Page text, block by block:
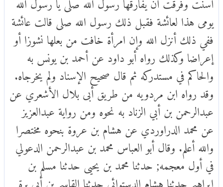
يومى هذا لعائشة فقبل ذلك رسول الله صلى قالت عائشة
ففي ذلك أنزل الله وإن امرأة خافت من بعلها نشوزا أو
إعراضا وكذلك رواه أبو داود عن أحمد بن يونس به
والحاكم في مستدركه ثم قال صحيح الإسناد ولم يخرجاه.
وقد رواه ابن مردويه من طريق أبى بلال الأشعري عن
عبدالرحمن بن أبي الزناد به نحوه ومن رواية عبدالعزيز
عن محمد الدراوردي عن هشام بن عروة بنحوه مختصرا
والله أعلم. وقال أبو العباس محمد بن عبدالرحمن الدعولي
في أول معجمه; حدثنا محمد بن يحيى حدثنا مسلم بن
إبراهيم حدثنا هشام الدستوائي حدثنا القاسم بن أبي برة